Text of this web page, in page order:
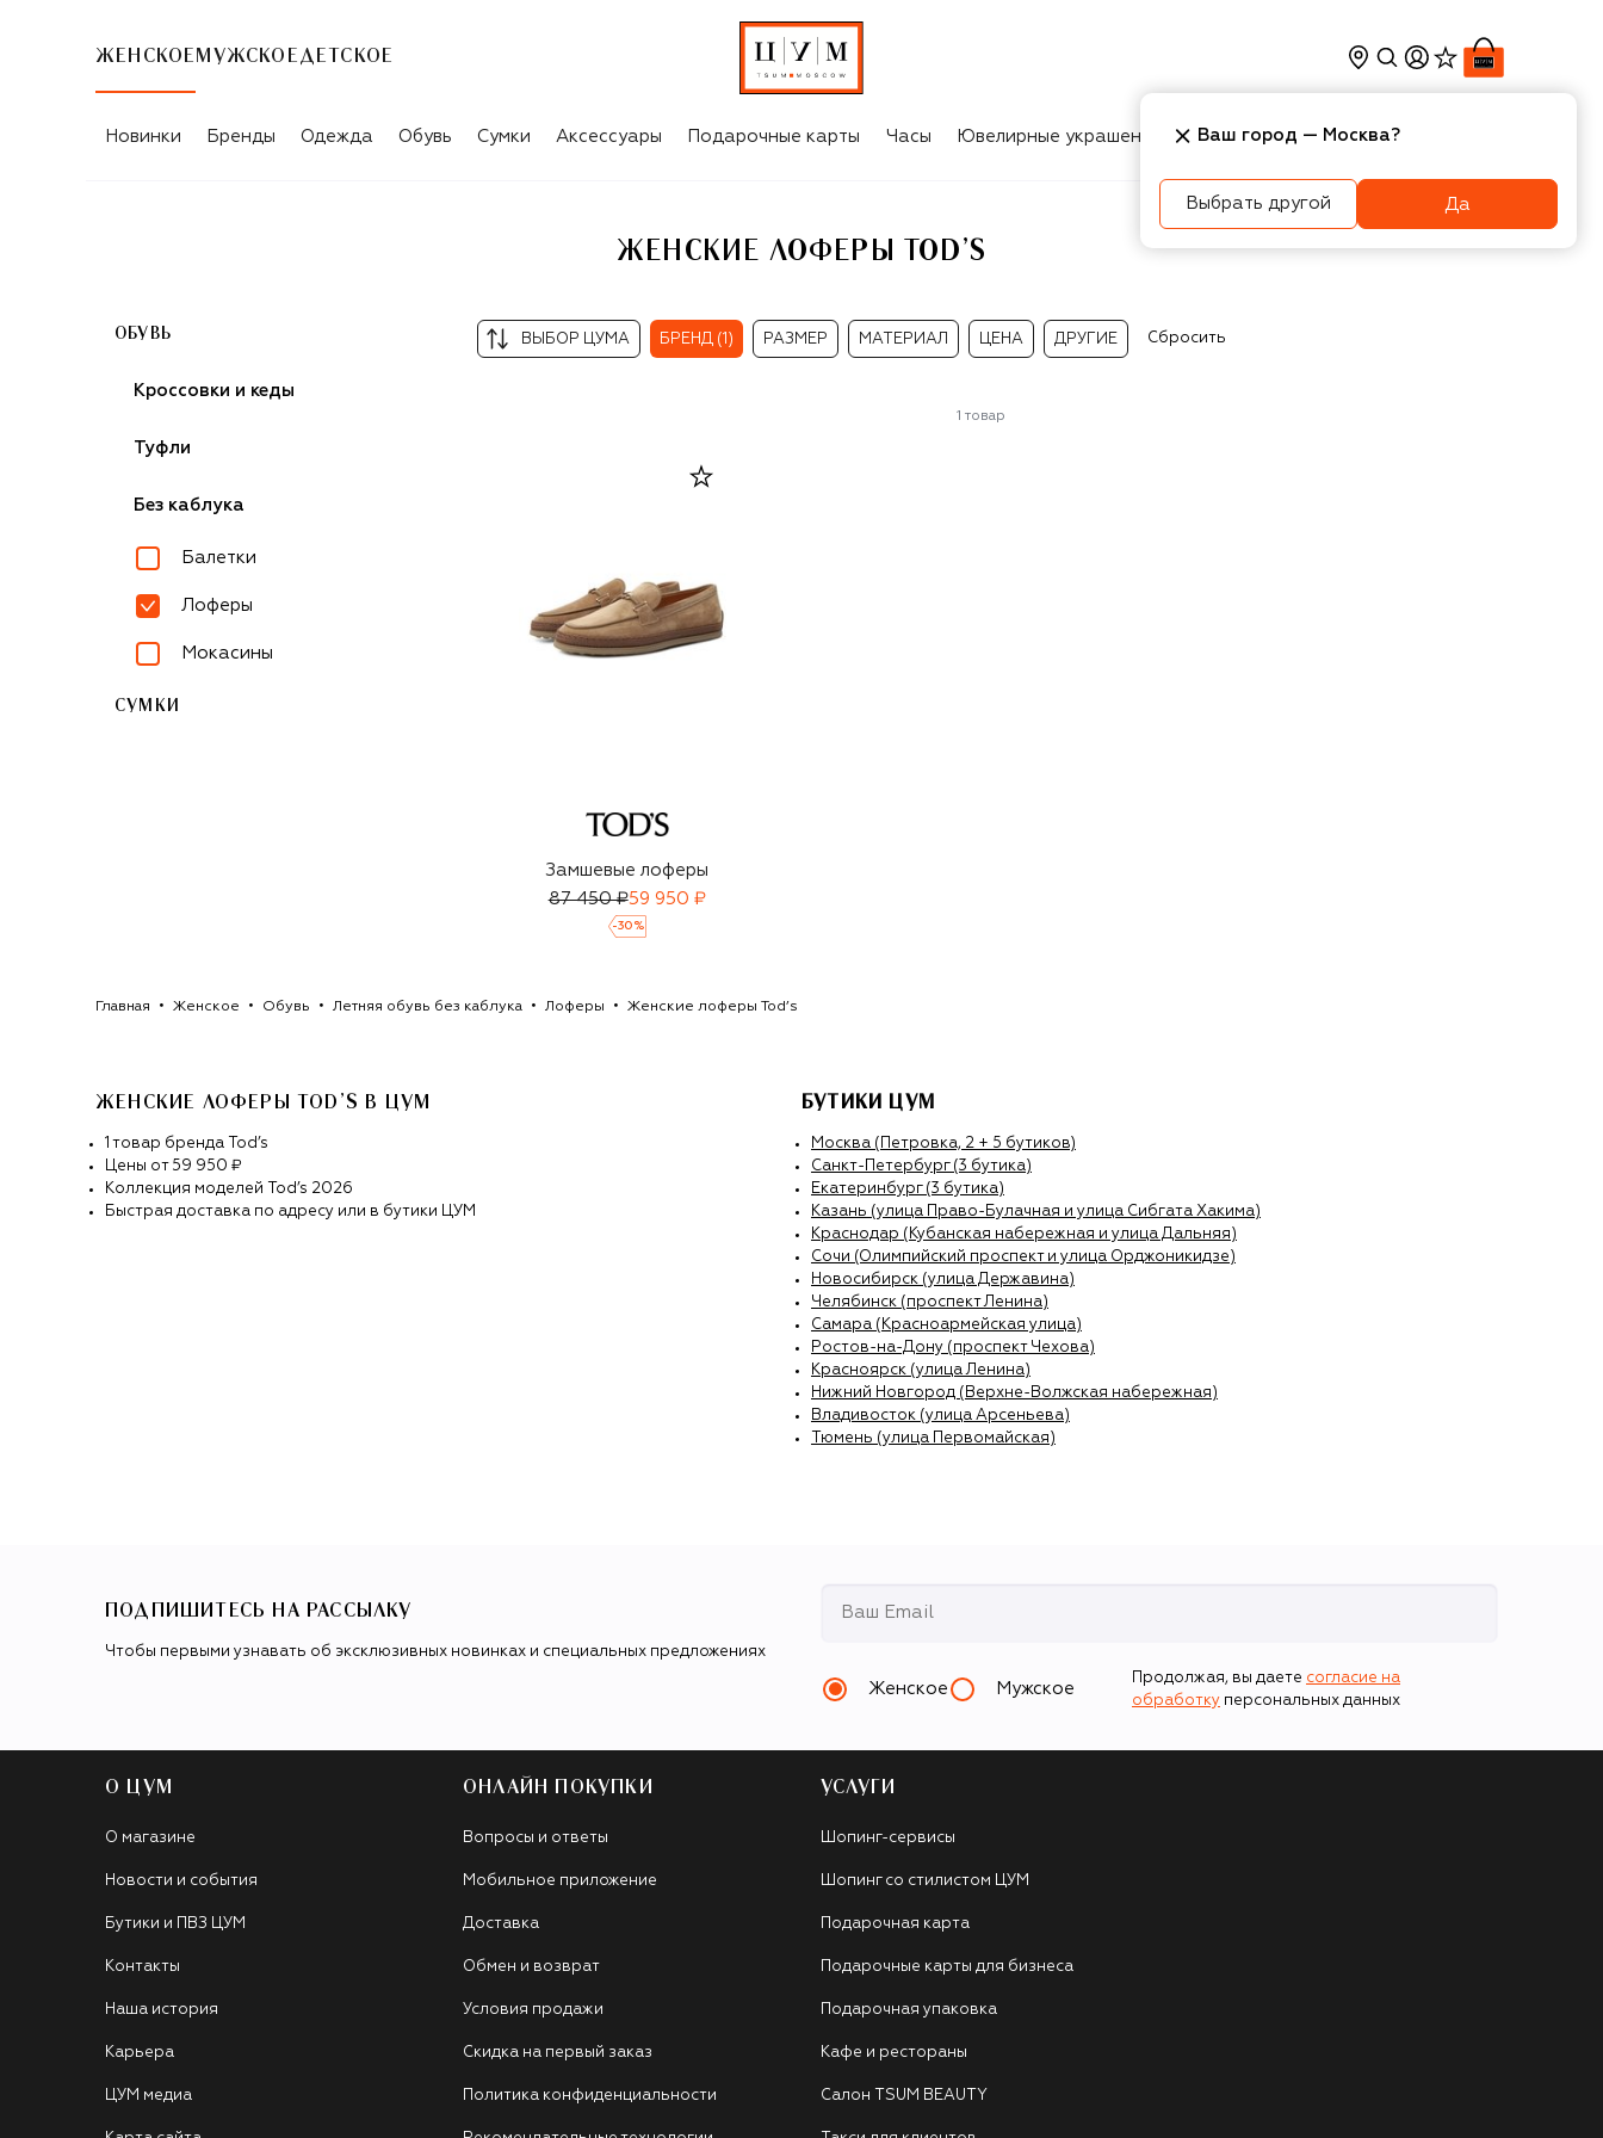
ЖЕНСКОЕ МУЖСКОЕ ДЕТСКОЕ
ЖЕНСКИЕ ЛОФЕРЫ TOD’S
Новинки Бренды Одежда Обувь Сумки Аксессуары Подарочные карты Часы Ювелирные украшения Косметика Интерьер
ЖЕНСКИЕ ЛОФЕРЫ TOD’S
ОБУВЬ
Кроссовки и кеды
Туфли
Без каблука
Балетки
Лоферы
Мокасины
СУМКИ
ВЫБОР ЦУМА БРЕНД (1) РАЗМЕР МАТЕРИАЛ ЦЕНА ДРУГИЕ Сбросить
1 товар
Замшевые лоферы
87 450 ₽59 950 ₽
-30 %
Главная Женское Обувь Летняя обувь без каблука Лоферы Женские лоферы Tod’s
ЖЕНСКИЕ ЛОФЕРЫ TOD’S В ЦУМ
1 товар бренда
Tod’s
Цены от 59 950 ₽
Коллекция моделей
Tod’s 2026
Быстрая доставка по адресу или в бутики ЦУМ
БУТИКИ ЦУМ
Москва (Петровка, 2 + 5 бутиков)
Санкт-Петербург (3 бутика)
Екатеринбург (3 бутика)
Казань (улица Право-Булачная и улица Сибгата Хакима)
Краснодар (Кубанская набережная и улица Дальняя)
Сочи (Олимпийский проспект и улица Орджоникидзе)
Новосибирск (улица Державина)
Челябинск (проспект Ленина)
Самара (Красноармейская улица)
Ростов-на-Дону (проспект Чехова)
Красноярск (улица Ленина)
Нижний Новгород (Верхне-Волжская набережная)
Владивосток (улица Арсеньева)
Тюмень (улица Первомайская)
ПОДПИШИТЕСЬ НА РАССЫЛКУ
Чтобы первыми узнавать об эксклюзивных новинках и специальных предложениях
Женское Мужское
Продолжая, вы даете согласие на
обработку персональных данных
О ЦУМ
О магазине
Новости и события
Бутики и ПВЗ ЦУМ
Контакты
Наша история
Карьера
ЦУМ медиа
ОНЛАЙН ПОКУПКИ
Вопросы и ответы
Мобильное приложение
Доставка
Обмен и возврат
Условия продажи
Скидка на первый заказ
Политика конфиденциальности
УСЛУГИ
Шопинг-сервисы
Шопинг со стилистом ЦУМ
Подарочная карта
Подарочные карты для бизнеса
Подарочная упаковка
Кафе и рестораны
Салон TSUM BEAUTY
Ваш город — Москва?
Выбрать другой Да